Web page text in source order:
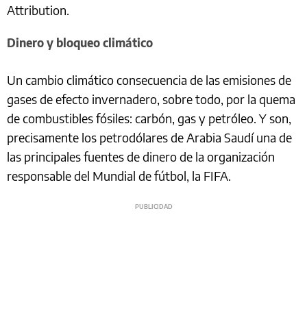
Attribution.
Dinero y bloqueo climático
Un cambio climático consecuencia de las emisiones de
gases de efecto invernadero, sobre todo, por la quema
de combustibles fósiles: carbón, gas y petróleo. Y son,
precisamente los petrodólares de Arabia Saudí una de
las principales fuentes de dinero de la organización
responsable del Mundial de fútbol, la FIFA.